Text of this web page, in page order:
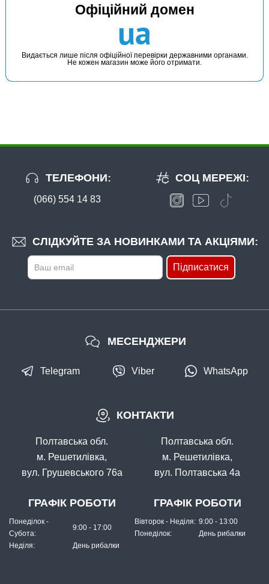
Офіційний домен
ua
Видається лише після офіційної перевірки державними органами.
Не кожен магазин може його отримати.
ТЕЛЕФОНИ:
(066) 554 14 83
СЛІДКУЙТЕ ЗА НОВИНКАМИ ТА АКЦІЯМИ:
Підписатися
СОЦ МЕРЕЖІ:
КОНТАКТИ
Полтавська обл.
м. Решетилівка,
вул. Грушевського 76а
ГРАФІК РОБОТИ
Понеділок -
Субота:
9:00 - 17:00
Неділя: День рибалки
Полтавська обл.
м. Решетилівка,
вул. Полтавська 4а
ГРАФІК РОБОТИ
Вівторок - Неділя: 9:00 - 13:00
Понеділок:
День рибалки
МЕСЕНДЖЕРИ
Telegram Viber WhatsApp